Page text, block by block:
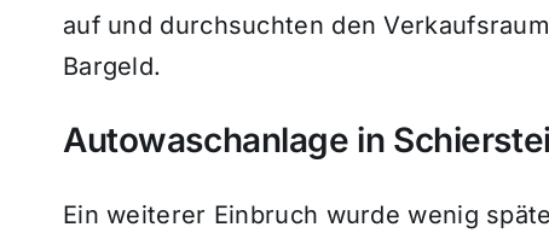
auf und durchsuchten den
Bargeld.
Autowaschanlage in
Ein weiterer Einbruch wurde wenig